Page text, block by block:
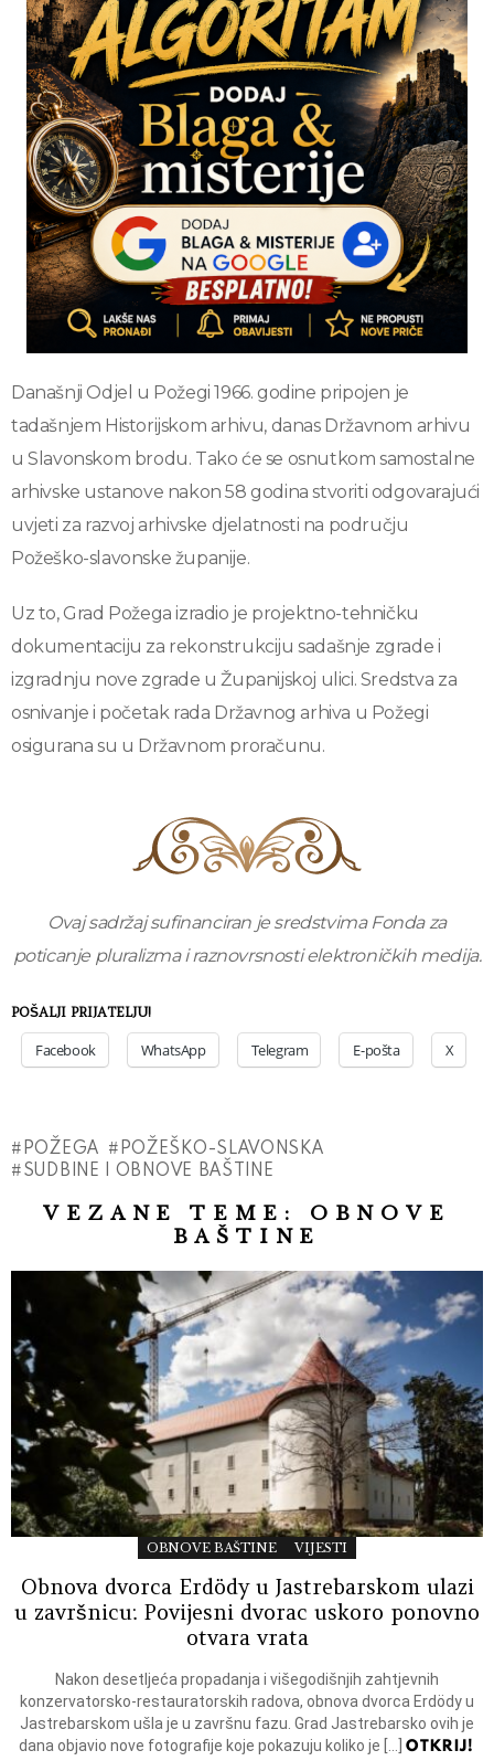
Današnji Odjel u Požegi 1966. godine pripojen je
tadašnjem Historijskom arhivu, danas Državnom arhivu
u Slavonskom brodu. Tako će se osnutkom samostalne
arhivske ustanove nakon 58 godina stvoriti odgovarajući
uvjeti za razvoj arhivske djelatnosti na području
Požeško-slavonske županije.
Uz to, Grad Požega izradio je projektno-tehničku
dokumentaciju za rekonstrukciju sadašnje zgrade i
izgradnju nove zgrade u Županijskoj ulici. Sredstva za
osnivanje i početak rada Državnog arhiva u Požegi
osigurana su u Državnom proračunu.
Ovaj sadržaj sufinanciran je sredstvima Fonda za
poticanje pluralizma i raznovrsnosti elektroničkih medija.
POŠALJI PRIJATELJU!
Facebook WhatsApp Telegram E-pošta X
POŽEGA
POŽEŠKO-SLAVONSKA
SUDBINE I OBNOVE BAŠTINE
VEZANE TEME: OBNOVE
BAŠTINE
OBNOVE BAŠTINE VIJESTI
Obnova dvorca Erdödy u Jastrebarskom ulazi
u završnicu: Povijesni dvorac uskoro ponovno
otvara vrata
Nakon desetljeća propadanja i višegodišnjih zahtjevnih
konzervatorsko-restauratorskih radova, obnova dvorca Erdödy u
Jastrebarskom ušla je u završnu fazu. Grad Jastrebarsko ovih je
dana objavio nove fotografije koje pokazuju koliko je […]OTKRIJ!